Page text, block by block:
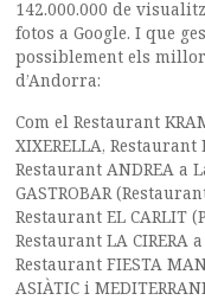
142.000.000 de
fotos a Google. I que
possiblement els
d’Andorra:
Com el Restaurant
XIXERELLA, Restaurant
Restaurant ANDREA a
GASTROBAR
Restaurant EL CARLIT
Restaurant LA CIRERA
Restaurant FIESTA
ASIÀTIC i